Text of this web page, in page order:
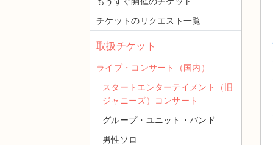
チケットのリクエスト一覧
取扱チケット
ライブ・コンサート（国内）
スタートエンターテイメント（旧
ジャニーズ）コンサート
グループ・ユニット・バンド
男性ソロ